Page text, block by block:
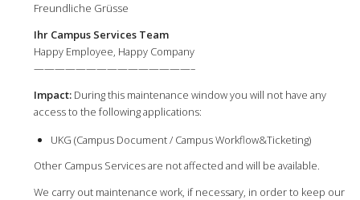
Freundliche Grüsse
Ihr Campus Services Team
Happy Employee, Happy Company
———————————————–
Impact:During this maintenance window you will not have any
access to the following applications:
UKG (Campus Document / Campus Workflow&Ticketing)
Other Campus Services are not affected and will be available.
We carry out maintenance work, if necessary, in order to keep our